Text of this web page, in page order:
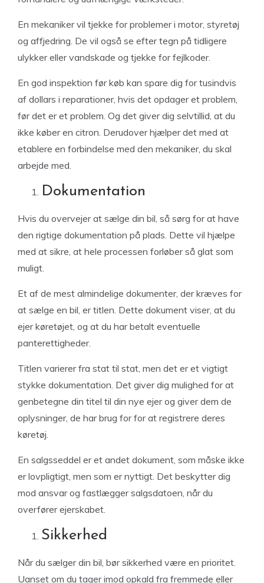
En mekaniker vil tjekke for problemer i motor, styretøj
og affjedring. De vil også se efter tegn på tidligere
ulykker eller vandskade og tjekke for fejlkoder.
En god inspektion før køb kan spare dig for tusindvis
af dollars i reparationer, hvis det opdager et problem,
før det er et problem. Og det giver dig selvtillid, at du
ikke køber en citron. Derudover hjælper det med at
etablere en forbindelse med den mekaniker, du skal
arbejde med.
Dokumentation
Hvis du overvejer at sælge din bil, så sørg for at have
den rigtige dokumentation på plads. Dette vil hjælpe
med at sikre, at hele processen forløber så glat som
muligt.
Et af de mest almindelige dokumenter, der kræves for
at sælge en bil, er titlen. Dette dokument viser, at du
ejer køretøjet, og at du har betalt eventuelle
panterettigheder.
Titlen varierer fra stat til stat, men det er et vigtigt
stykke dokumentation. Det giver dig mulighed for at
genbetegne din titel til din nye ejer og giver dem de
oplysninger, de har brug for for at registrere deres
køretøj.
En salgsseddel er et andet dokument, som måske ikke
er lovpligtigt, men som er nyttigt. Det beskytter dig
mod ansvar og fastlægger salgsdatoen, når du
overfører ejerskabet.
Sikkerhed
Når du sælger din bil, bør sikkerhed være en prioritet.
Uanset om du tager imod opkald fra fremmede eller